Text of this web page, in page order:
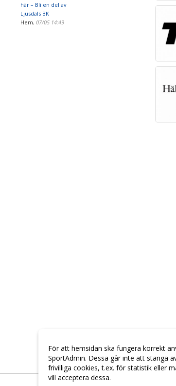
här – Bli en del av
Ljusdals BK
Hem, 07/05 14:49
För att hemsidan ska fungera korrekt
SportAdmin. Dessa går inte att stänga
frivilliga cookies, t.ex. för statistik eller
vill acceptera dessa.